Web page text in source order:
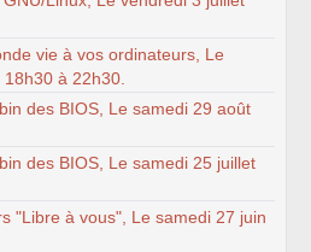
vie à vos ordinateurs, Le
à 22h30.
des BIOS, Le samedi 29 août
des BIOS, Le samedi 25 juillet
"Libre à vous", Le samedi 27 juin